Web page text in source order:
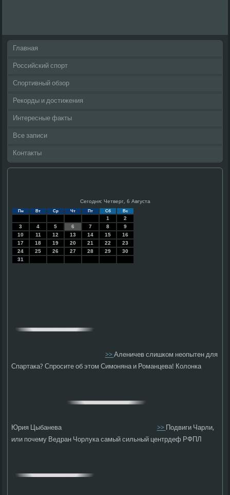
Главная
Российский спорт
Спортивный обзор
Рекорды и достижения
Интересные факты
Все записи
Контакты
Сегодня: Четверг, 6 Августа
Пн Вт Ср Чт Пт Сб Вс
1
2
3
4 5 6 7 8
9
10
11 12 13 14 15
16
17
18 19 20 21 22
23
24
25 26 27 28 29
30
31
>>Аленичев слишком неопытен для
Спартака? Спросите об этом Симоняна и Романцева! Колонка
Юрия Цыбанева >>Подвиги Чарли,
или почему Ведран Чорлука самый сильный центрдеф РФПЛ